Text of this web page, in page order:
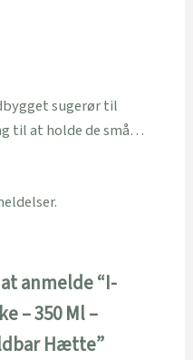
sugerør til
til at holde de små…
anmelde “I-
– 350 Ml –
Hætte”